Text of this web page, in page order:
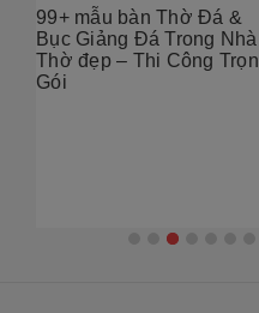
99+ mẫu bàn Thờ Đá &
Bục Giảng Đá Trong Nhà
Thờ đẹp – Thi Công Trọn
Gói